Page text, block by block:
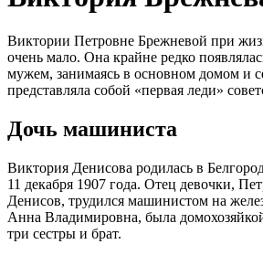
Виктории Петровне Брежневой при
очень мало. Она крайне редко
мужем, занимаясь в основном домом и
представляла собой «первая леди»
Дочь машиниста
Виктория Денисова родилась в
11 декабря 1907 года. Отец девочки,
Денисов, трудился машинистом на
Анна Владимировна, была
три сестры и брат.